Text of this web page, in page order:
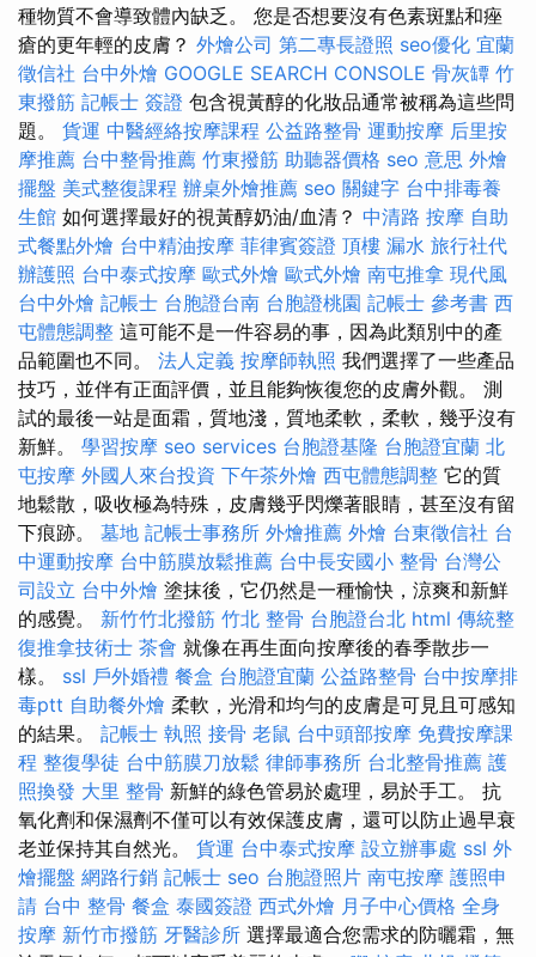
種物質不會導致體內缺乏。 您是否想要沒有色素斑點和痤
瘡的更年輕的皮膚？ 外燴公司 第二專長證照 seo優化 宜蘭
徵信社 台中外燴 GOOGLE SEARCH CONSOLE 骨灰罈 竹
東撥筋 記帳士 簽證 包含視黃醇的化妝品通常被稱為這些問
題。 貨運 中醫經絡按摩課程 公益路整骨 運動按摩 后里按
摩推薦 台中整骨推薦 竹東撥筋 助聽器價格 seo 意思 外燴
擺盤 美式整復課程 辦桌外燴推薦 seo 關鍵字 台中排毒養
生館 如何選擇最好的視黃醇奶油/血清？ 中清路 按摩 自助
式餐點外燴 台中精油按摩 菲律賓簽證 頂樓 漏水 旅行社代
辦護照 台中泰式按摩 歐式外燴 歐式外燴 南屯推拿 現代風
台中外燴 記帳士 台胞證台南 台胞證桃園 記帳士 參考書 西
屯體態調整 這可能不是一件容易的事，因為此類別中的產
品範圍也不同。 法人定義 按摩師執照 我們選擇了一些產品
技巧，並伴有正面評價，並且能夠恢復您的皮膚外觀。 測
試的最後一站是面霜，質地淺，質地柔軟，柔軟，幾乎沒有
新鮮。 學習按摩 seo services 台胞證基隆 台胞證宜蘭 北
屯按摩 外國人來台投資 下午茶外燴 西屯體態調整 它的質
地鬆散，吸收極為特殊，皮膚幾乎閃爍著眼睛，甚至沒有留
下痕跡。 墓地 記帳士事務所 外燴推薦 外燴 台東徵信社 台
中運動按摩 台中筋膜放鬆推薦 台中長安國小 整骨 台灣公
司設立 台中外燴 塗抹後，它仍然是一種愉快，涼爽和新鮮
的感覺。 新竹竹北撥筋 竹北 整骨 台胞證台北 html 傳統整
復推拿技術士 茶會 就像在再生面向按摩後的春季散步一
樣。 ssl 戶外婚禮 餐盒 台胞證宜蘭 公益路整骨 台中按摩排
毒ptt 自助餐外燴 柔軟，光滑和均勻的皮膚是可見且可感知
的結果。 記帳士 執照 接骨 老鼠 台中頭部按摩 免費按摩課
程 整復學徒 台中筋膜刀放鬆 律師事務所 台北整骨推薦 護
照換發 大里 整骨 新鮮的綠色管易於處理，易於手工。 抗
氧化劑和保濕劑不僅可以有效保護皮膚，還可以防止過早衰
老並保持其自然光。 貨運 台中泰式按摩 設立辦事處 ssl 外
燴擺盤 網路行銷 記帳士 seo 台胞證照片 南屯按摩 護照申
請 台中 整骨 餐盒 泰國簽證 西式外燴 月子中心價格 全身
按摩 新竹市撥筋 牙醫診所 選擇最適合您需求的防曬霜，無